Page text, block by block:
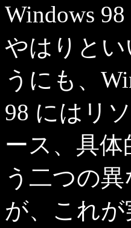
Windows
やはりと
うにも、
98 にはリ
ース、具
う二つの
が、これ